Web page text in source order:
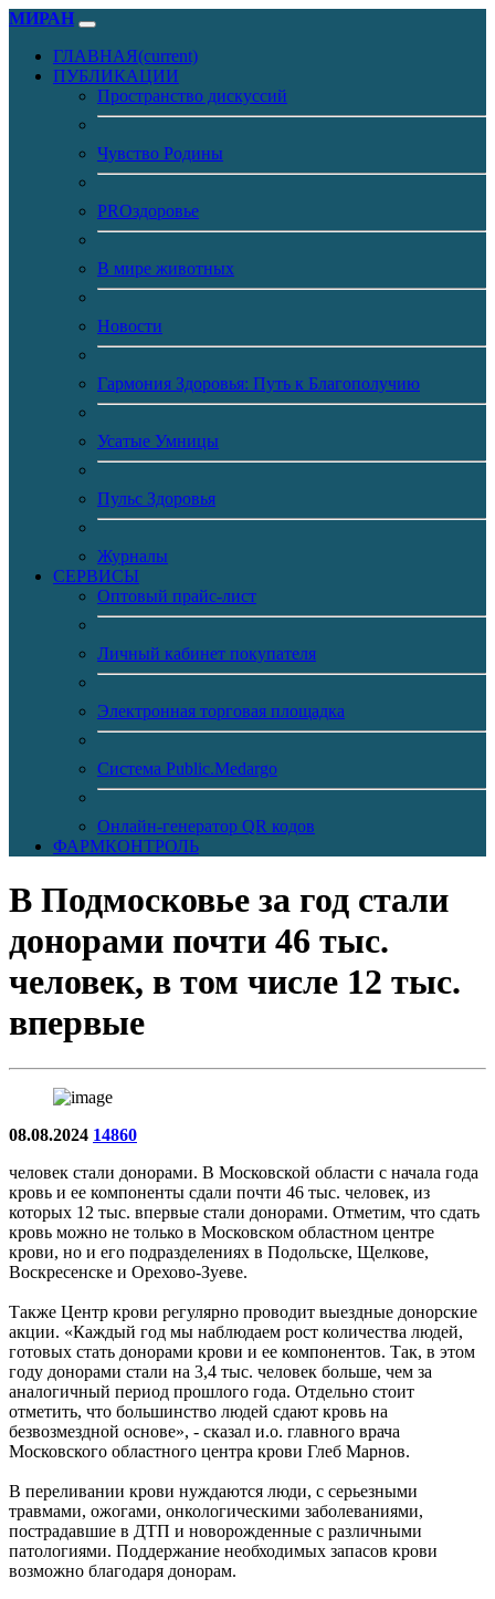
МИРАН
ГЛАВНАЯ(current)
ПУБЛИКАЦИИ
Пространство дискуссий
Чувство Родины
PROздоровье
В мире животных
Новости
Гармония Здоровья: Путь к Благополучию
Усатые Умницы
Пульс Здоровья
Журналы
CЕРВИСЫ
Оптовый прайс-лист
Личный кабинет покупателя
Электронная торговая площадка
Система Public.Medargo
Онлайн-генератор QR кодов
ФАРМКОНТРОЛЬ
В Подмосковье за год стали
донорами почти 46 тыс.
человек, в том числе 12 тыс.
впервые
08.08.2024 14860
человек стали донорами. В Московской области с начала года
кровь и ее компоненты сдали почти 46 тыс. человек, из
которых 12 тыс. впервые стали донорами. Отметим, что сдать
кровь можно не только в Московском областном центре
крови, но и его подразделениях в Подольске, Щелкове,
Воскресенске и Орехово-Зуеве.
Также Центр крови регулярно проводит выездные донорские
акции. «Каждый год мы наблюдаем рост количества людей,
готовых стать донорами крови и ее компонентов. Так, в этом
году донорами стали на 3,4 тыс. человек больше, чем за
аналогичный период прошлого года. Отдельно стоит
отметить, что большинство людей сдают кровь на
безвозмездной основе», - сказал и.о. главного врача
Московского областного центра крови Глеб Марнов.
В переливании крови нуждаются люди, с серьезными
травмами, ожогами, онкологическими заболеваниями,
пострадавшие в ДТП и новорожденные с различными
патологиями. Поддержание необходимых запасов крови
возможно благодаря донорам.